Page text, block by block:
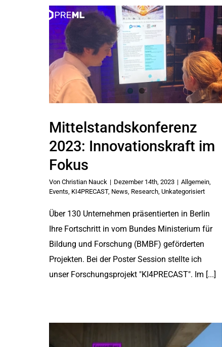
Mittelstandskonferenz
2023: Innovationskraft im
Fokus
Von Christian Nauck | Dezember 14th, 2023 | Allgemein,
Events, KI4PRECAST, News, Research, Unkategorisiert
Über 130 Unternehmen präsentierten in Berlin
Ihre Fortschritt in vom Bundes Ministerium für
Bildung und Forschung (BMBF) geförderten
Projekten. Bei der Poster Session stellte ich
unser Forschungsprojekt "KI4PRECAST". Im [...]